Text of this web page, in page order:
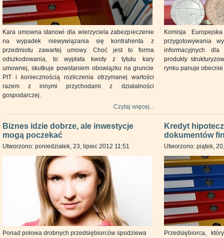
Kara umowna stanowi dla wierzyciela zabezpieczenie
na wypadek niewywiązania się kontrahenta z
przedmiotu zawartej umowy. Choć jest to forma
odszkodowania, to wypłata kwoty z tytułu kary
umownej, skutkuje powstaniem obowiązku na gruncie
PIT i koniecznością rozliczenia otrzymanej wartości
razem z innymi przychodami z działalności
gospodarczej.
Czytaj więcej...
Komisja
przygotowywania
informacyjnych
produkty
rynku panuje
Biznes idzie dobrze, ale inwestycje
mogą poczekać
Utworzono: poniedziałek, 23, lipiec 2012 11:51
Ponad połowa drobnych przedsiębiorców spodziewa
Kredyt
dokumentów
Utworzono: piątek,
Przedsiębiorca,